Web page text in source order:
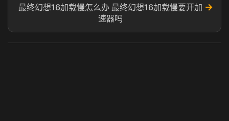
最终幻想16加载慢怎么办 最终幻想16加载慢要开加
速器吗
→